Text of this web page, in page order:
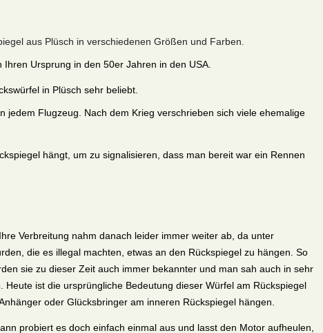
aus Plüsch in verschiedenen Größen und Farben.
Ursprung in den 50er Jahren in den USA.
in Plüsch sehr beliebt.
Flugzeug. Nach dem Krieg verschrieben sich viele ehemalige
hängt, um zu signalisieren, dass man bereit war ein Rennen
Verbreitung nahm danach leider immer weiter ab, da unter
die es illegal machten, etwas an den Rückspiegel zu hängen. So
sie zu dieser Zeit auch immer bekannter und man sah auch in sehr
Heute ist die ursprüngliche Bedeutung dieser Würfel am Rückspiegel
oder Glücksbringer am inneren Rückspiegel hängen.
probiert es doch einfach einmal aus und lasst den Motor aufheulen,